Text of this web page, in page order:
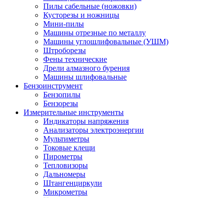
Пилы сабельные (ножовки)
Кусторезы и ножницы
Мини-пилы
Машины отрезные по металлу
Машины углошлифовальные (УШМ)
Штроборезы
Фены технические
Дрели алмазного бурения
Машины шлифовальные
Бензоинструмент
Бензопилы
Бензорезы
Измерительные инструменты
Индикаторы напряжения
Анализаторы электроэнергии
Мультиметры
Токовые клещи
Пирометры
Тепловизоры
Дальномеры
Штангенциркули
Микрометры